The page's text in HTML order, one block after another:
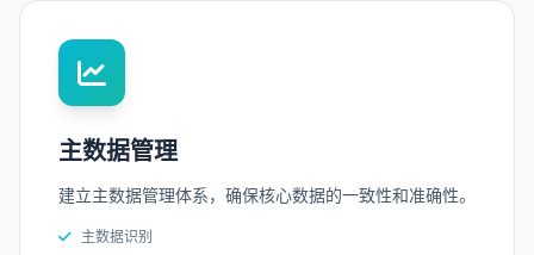
主数据管理
建立主数据管理体系，确保核心数据的一致性和准确性。
主数据识别